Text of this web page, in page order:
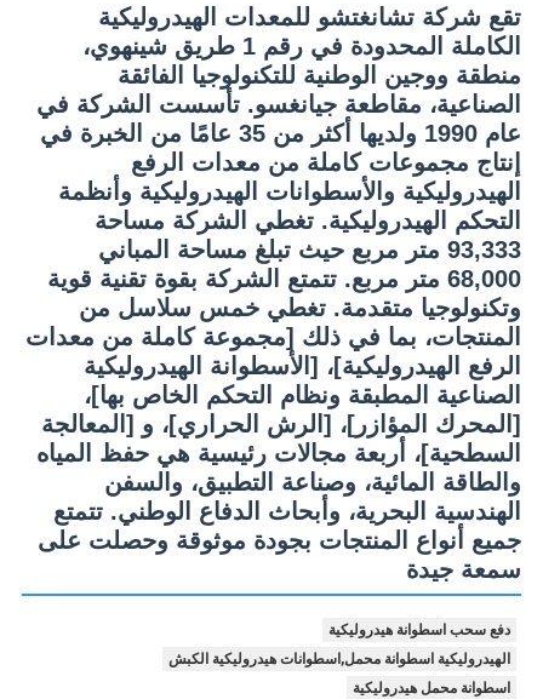
تقع شركة تشانغتشو للمعدات الهيدروليكية
الكاملة المحدودة في رقم 1 طريق شينهوي،
منطقة ووجين الوطنية للتكنولوجيا الفائقة
الصناعية، مقاطعة جيانغسو. تأسست الشركة في
عام 1990 ولديها أكثر من 35 عامًا من الخبرة في
إنتاج مجموعات كاملة من معدات الرفع
الهيدروليكية والأسطوانات الهيدروليكية وأنظمة
التحكم الهيدروليكية. تغطي الشركة مساحة
93,333 متر مربع حيث تبلغ مساحة المباني
68,000 متر مربع. تتمتع الشركة بقوة تقنية قوية
وتكنولوجيا متقدمة. تغطي خمس سلاسل من
المنتجات، بما في ذلك [مجموعة كاملة من معدات
الرفع الهيدروليكية]، [الأسطوانة الهيدروليكية
الصناعية المطبقة ونظام التحكم الخاص بها]،
[المحرك المؤازر]، [الرش الحراري]، و [المعالجة
السطحية]، أربعة مجالات رئيسية هي حفظ المياه
والطاقة المائية، وصناعة التطبيق، والسفن
الهندسية البحرية، وأبحاث الدفاع الوطني. تتمتع
جميع أنواع المنتجات بجودة موثوقة وحصلت على
سمعة جيدة
دفع سحب اسطوانة هيدروليكية
الهيدروليكية اسطوانة محمل,اسطوانات هيدروليكية الكبش
اسطوانة محمل هيدروليكية